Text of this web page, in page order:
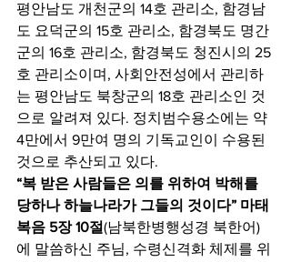
평안남도 개천군의 14호 관리소, 함경남
도 요덕군의 15호 관리소, 함경북도 명간
군의 16호 관리소, 함경북도 청진시의 25
호 관리소이며, 사회안전성에서 관리하
는 평안남도 북창군의 18호 관리소인 것
으로 알려져 있다. 정치범수용소에는 약
4만에서 9만여 명의 기독교인이 수용된
것으로 추산되고 있다.
“복 받은 사람들은 의를 위하여 박해를
당하나 하늘나라가 그들의 것이다” 마태
복음 5장 10절(남북한병행성경 북한어)
에 말씀하신 주님, 수령신격화 체제를 위